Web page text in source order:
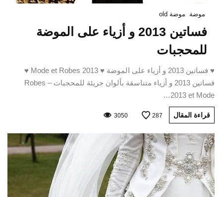
موضة موضة old
فساتين 2013 و أزياء على الموضة
للمحجبات
♥ فساتين 2013 و أزياء على الموضة ♥ Mode et Robes 2013 ♥
فساتين 2013 و أزياء متناسقة بألوان جريئة للمحجبات – Robes
2013 et Mode…
قراءة المقال 287
3050